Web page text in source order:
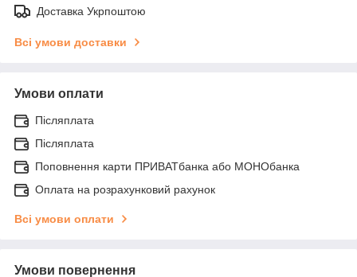
Доставка Укрпоштою
Всі умови доставки
Умови оплати
Післяплата
Післяплата
Поповнення карти ПРИВАТбанка або МОНОбанка
Оплата на розрахунковий рахунок
Всі умови оплати
Умови повернення